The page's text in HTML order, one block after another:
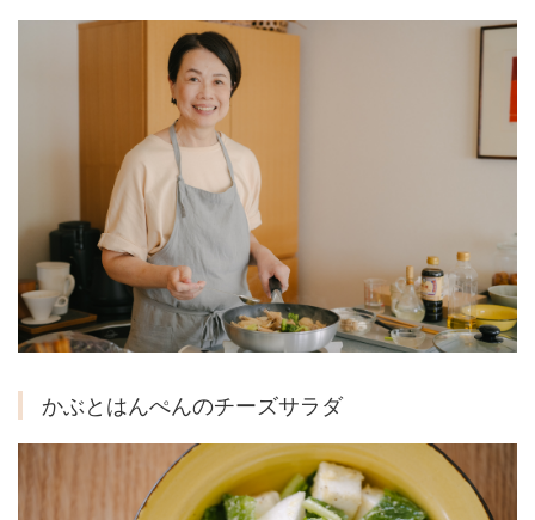
かぶとはんぺんのチーズサラダ